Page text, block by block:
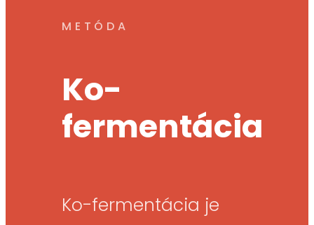
METÓDA
Ko-
fermentácia
Ko-fermentácia je